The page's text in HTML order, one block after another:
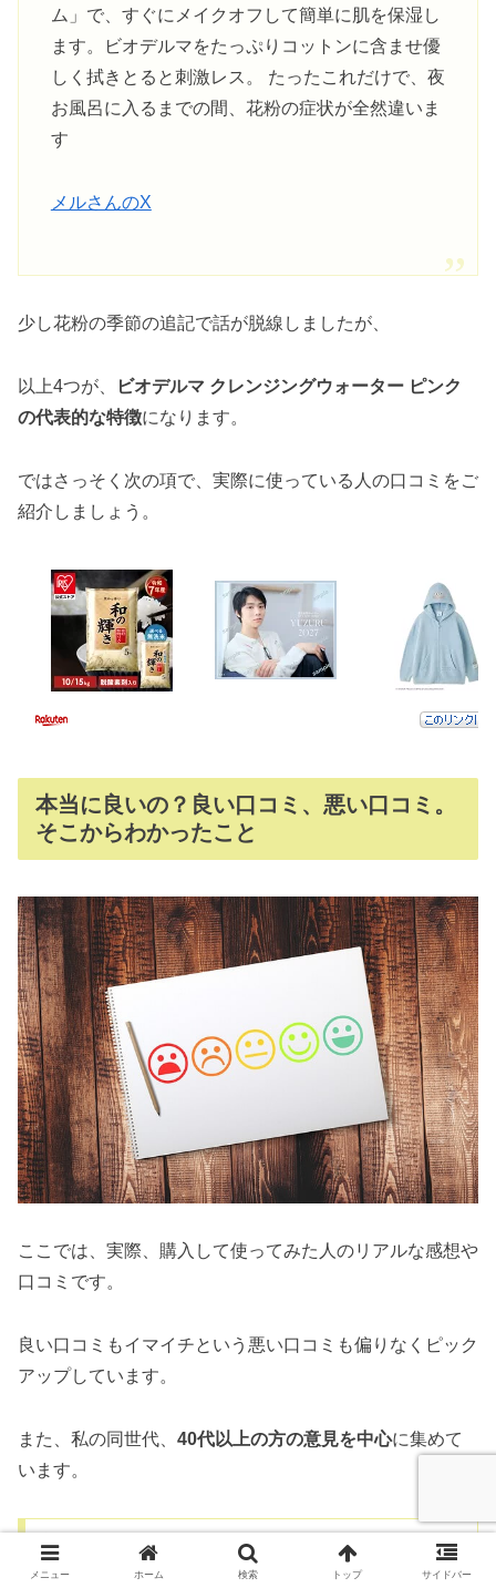
ム」で、すぐにメイクオフして簡単に肌を保湿し
ます。ビオデルマをたっぷりコットンに含ませ優
しく拭きとると刺激レス。 たったこれだけで、夜
お風呂に入るまでの間、花粉の症状が全然違いま
す
メルさんのX
少し花粉の季節の追記で話が脱線しましたが、
以上4つが、
ビオデルマ クレンジングウォーター ピンク
の代表的な特徴になります。
ではさっそく次の項で、実際に使っている人の口コミをご
紹介しましょう。
本当に良いの？良い口コミ、悪い口コミ。
そこからわかったこと
ここでは、実際、購入して使ってみた人のリアルな感想や
口コミです。
良い口コミもイマイチという悪い口コミも偏りなくピック
アップしています。
また、私の同世代、 40代以上の方の意見を中心に集めて
います。
良い口コミ
メニュー ホーム 検索 トップ サイドバー